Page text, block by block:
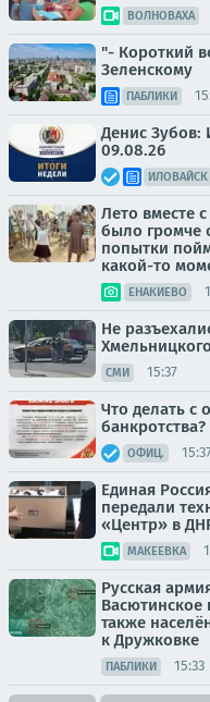
ВОЛНОВАХА
"- Короткий
Зеленскому
ПАБЛИКИ
Денис
09.08.26
ИЛОВАЙСК
Лето вместе
было громче
попытки
какой-то
ЕНАКИЕВО
Не
Хмельницкого
СМИ 15:37
Что делать с
банкротства?
ОФИЦ.
Единая
передали
«Центр» в
МАКЕЕВКА
Русская
Васютинское
также
к Дружковке
ПАБЛИКИ 15:33